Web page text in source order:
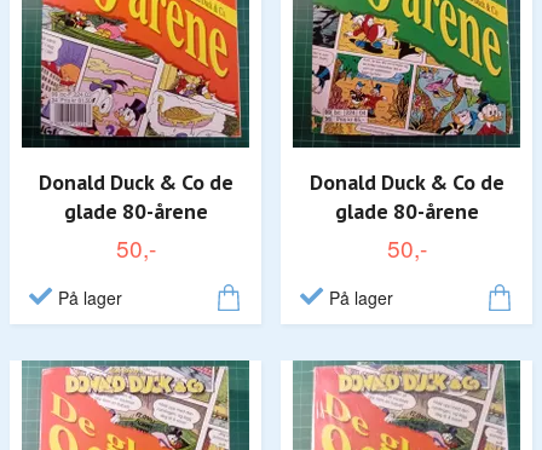
Donald Duck & Co de
glade 80-årene
50,-
På lager
Donald Duck & Co de
glade 80-årene
50,-
På lager